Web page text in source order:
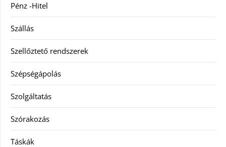
Pénz -Hitel
Szállás
Szellőztető rendszerek
Szépségápolás
Szolgáltatás
Szórakozás
Táskák